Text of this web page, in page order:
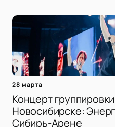
28 марта
Концерт
Новосибирске:
Сибирь-Арене